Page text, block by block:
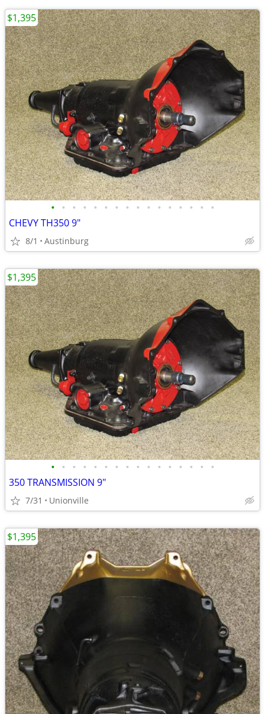
• • • • • • • • • • • • • • • •
CHEVY TH350 9"
8/1 Austinburg
$1,395
• • • • • • • • • • • • • • • •
350 TRANSMISSION 9"
7/31 Unionville
$1,395
$1,395